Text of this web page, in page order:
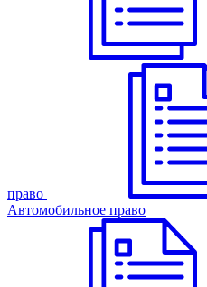
право
Автомобильное право